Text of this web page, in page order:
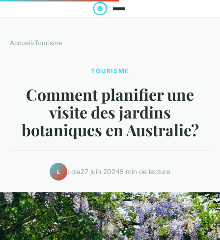
Accueil›Tourisme
TOURISME
Comment planifier une
visite des jardins
botaniques en Australie?
L Lola27 juin 20245 min de lecture